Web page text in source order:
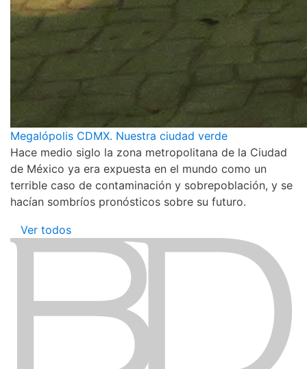
Megalópolis CDMX. Nuestra ciudad verde
Hace medio siglo la zona metropolitana de la Ciudad
de México ya era expuesta en el mundo como un
terrible caso de contaminación y sobrepoblación, y se
hacían sombríos pronósticos sobre su futuro.
Ver todos